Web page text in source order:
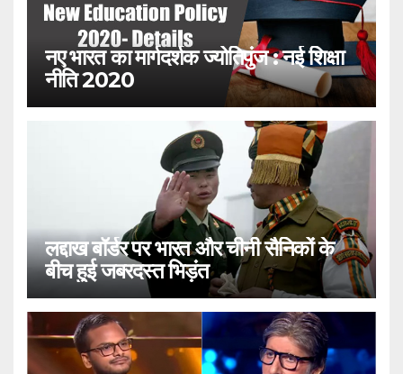
नए भारत का मार्गदर्शक ज्योतिपुंज : नई शिक्षा
नीति 2020
लद्दाख बॉर्डर पर भारत और चीनी सैनिकों के
बीच हुई जबरदस्त भिड़ंत